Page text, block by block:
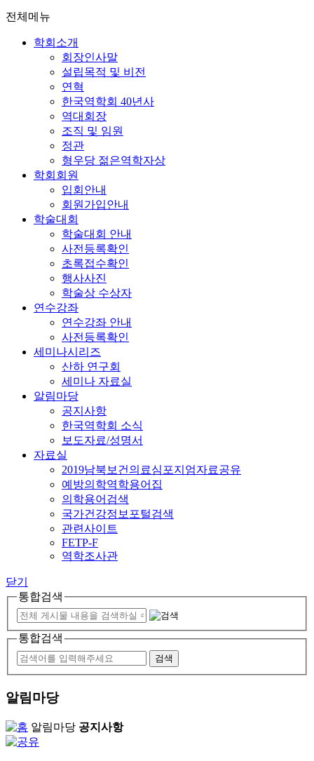
전체메뉴
학회소개
회장인사말
설립목적 및 비전
연혁
한국역학회 40년사
역대회장
조직 및 임원
정관
형우당 젊은역학자상
학회회원
입회안내
회원가입안내
학술대회
학술대회 안내
사전등록확인
초록접수확인
행사사진
학술상 수상자
연수강좌
연수강좌 안내
사전등록확인
세미나시리즈
산하 연구회
세미나 자료실
알림마당
공지사항
한국역학회 소식
보도자료/성명서
자료실
2019남북보건의료심포지엄자료공유
예방의학역학용어집
의학용어검색
국가건강정보포털검색
관련사이트
FETP-F
역학조사관
닫기
통합검색
통합검색
알림마당
알림마당 공지사항